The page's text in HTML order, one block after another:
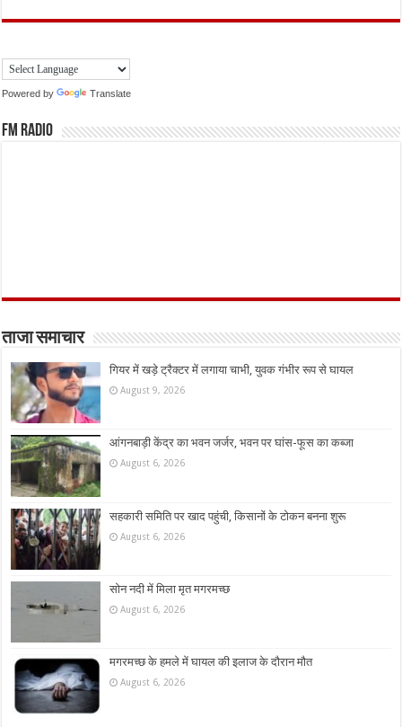
Powered by Translate
FM Radio
ताजा समाचार
गियर में खड़े ट्रैक्टर में लगाया चाभी, युवक गंभीर रूप से घायल
August 9, 2026
आंगनबाड़ी केंद्र का भवन जर्जर, भवन पर घांस-फूस का कब्जा
August 6, 2026
सहकारी समिति पर खाद पहुंची, किसानों के टोकन बनना शुरू
August 6, 2026
सोन नदी में मिला मृत मगरमच्छ
August 6, 2026
मगरमच्छ के हमले में घायल की इलाज के दौरान मौत
August 6, 2026